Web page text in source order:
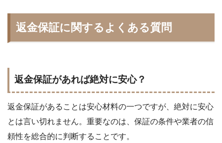
返金保証に関するよくある質問
返金保証があれば絶対に安心？
返金保証があることは安心材料の一つですが、絶対に安心
とは言い切れません。重要なのは、保証の条件や業者の信
頼性を総合的に判断することです。